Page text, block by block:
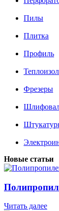
Пилы
Плитка
Профиль
Фрезеры
Новые статьи
Читать далее